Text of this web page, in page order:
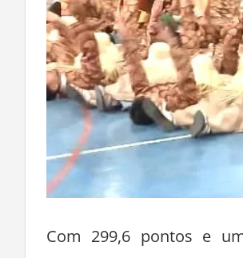
Com 299,6 pontos e